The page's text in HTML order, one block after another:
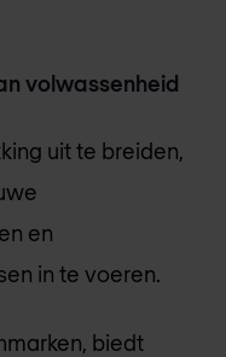
volwassenheid
uit te breiden,
en
in te voeren.
biedt